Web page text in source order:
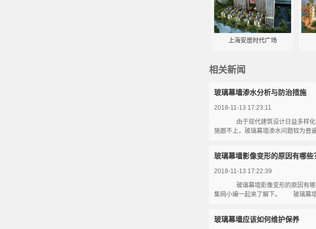
上海安居时代广场
相关新闻
​玻璃幕墙渗水分析与防治措施
2018-11-13 17:23:11
由于现代建筑设计日益多样化
施跟不上，玻璃幕墙渗水问题较为普
玻璃幕墙影像变形的原因有哪些
2018-11-13 17:22:39
玻璃幕墙影像变形的原因有哪
集网小编一起来了解下。 玻璃幕墙
玻璃幕墙应该如何维护保养